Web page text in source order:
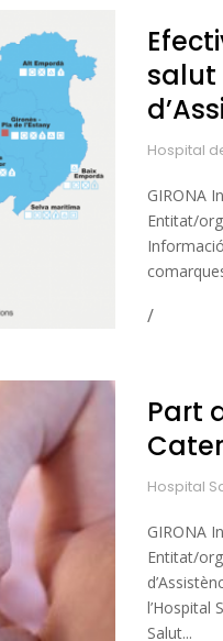
salut
Hospital
GIRONA
Entitat/
Part
Hospital
GIRONA
Entitat/
l’Hospital
Salut...